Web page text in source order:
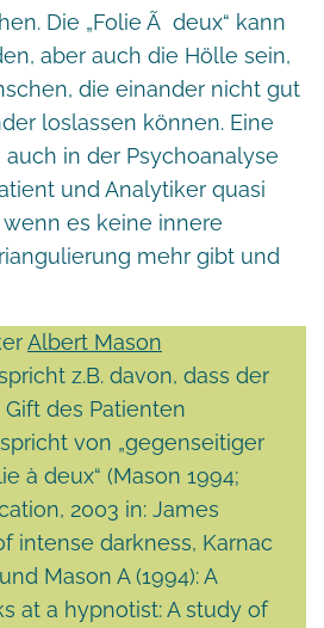
Die „Folie Ã deux“ kann
aber auch die Hölle sein,
die einander nicht gut
loslassen können. Eine
auch in der Psychoanalyse
und Analytiker quasi
es keine innere
mehr gibt und
Albert Mason
z.B. davon, dass der
des Patienten
von „gegenseitiger
à deux“ (Mason 1994;
2003 in: James
intense darkness, Karnac
Mason A (1994): A
at a hypnotist: A study of